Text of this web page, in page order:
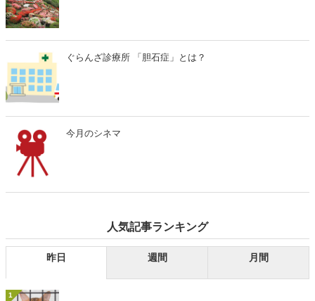
ぐらんざ診療所 「胆石症」とは？
今月のシネマ
人気記事ランキング
昨日 週間 月間
1